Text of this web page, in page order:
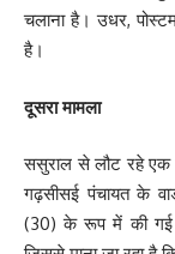
चलाना है। उधर,
है।
दूसरा मामला
ससुराल से लौट रहे एक
गढ़सीसई पंचायत के
(30) के रूप में की